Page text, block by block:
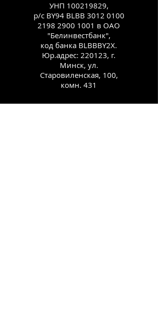
УНП 100219829,
р/с BY94 BLBB 3012 0100
2198 2900 1001 в ОАО
"Белинвестбанк",
код банка BLBBBY2X.
Юр.адрес: 220123, г.
Минск, ул.
Старовиленская, 100,
комн. 431